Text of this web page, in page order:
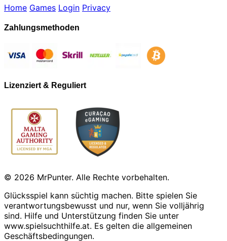
Home Games Login Privacy
Zahlungsmethoden
Lizenziert & Reguliert
© 2026 MrPunter. Alle Rechte vorbehalten.
Glücksspiel kann süchtig machen. Bitte spielen Sie
verantwortungsbewusst und nur, wenn Sie volljährig
sind. Hilfe und Unterstützung finden Sie unter
www.spielsuchthilfe.at. Es gelten die allgemeinen
Geschäftsbedingungen.